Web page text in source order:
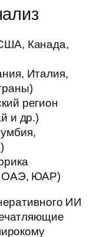
Канада,
Италия,
регион
и др.)
ОАЭ, ЮАР)
ИИ